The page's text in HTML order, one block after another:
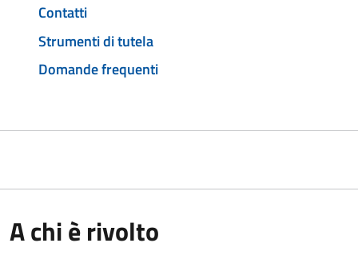
Contatti
Strumenti di tutela
Domande frequenti
A chi è rivolto